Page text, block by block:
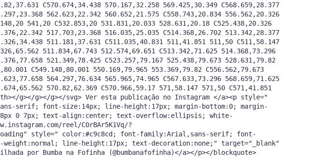
C570.674,34.438 570.167,32.258 569.425,30.349 C568.659,28.377
562.623,22.342 560.652,21.575 C558.743,20.834 556.562,20.326
541,20 C532.853,20 531.831,20.033 528.631,20.18 C525.438,20.326
517.703,23.368 516.035,25.035 C514.368,26.702 513.342,28.377
511.181,37.631 C511.035,40.831 511,41.851 511,50 C511,58.147
511.834,67.743 512.574,69.651 C513.342,71.625 514.368,73.296
521.349,78.425 C523.257,79.167 525.438,79.673 528.631,79.82
C549.148,80.001 550.169,79.965 553.369,79.82 C556.562,79.673
564.297,76.634 565.965,74.965 C567.633,73.296 568.659,71.625
570.82,62.369 C570.966,59.17 571,58.147 571,50 C571,41.851
g></g></svg> Ver esta publicação no Instagram </a><p style="
serif; font-size:14px; line-height:17px; margin-bottom:0; margin-
0 7px; text-align:center; text-overflow:ellipsis; white-
reel/C0rBAr5K1Vq/?
style=" color:#c9c8cd; font-family:Arial,sans-serif; font-
line-height:17px; text-decoration:none;" target="_blank"
por Bumba na Fofinha (@bumbanafofinha)</a></p></blockquote>